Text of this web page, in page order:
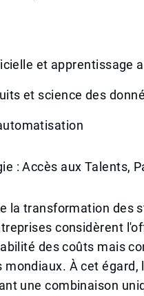
et apprentissage
et science des
: Accès aux Talents,
la transformation des
considèrent
des coûts mais
À cet
une combinaison